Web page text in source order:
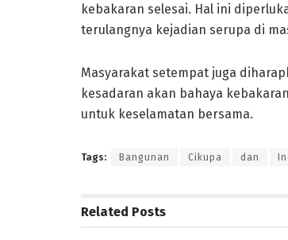
kebakaran selesai. Hal ini
terulangnya kejadian serupa di
Masyarakat setempat juga
kesadaran akan bahaya
untuk keselamatan bersama.
Tags: Bangunan Cikupa dan
Related Posts